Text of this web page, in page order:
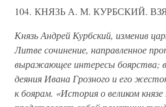
104. КНЯЗЬ А. М. КУРБСКИЙ.
Князь Андрей Курбский, изменив
Литве сочинение, направленное
выражающее интересы боярства;
деяния Ивана Грозного и его
к боярам. «История о великом